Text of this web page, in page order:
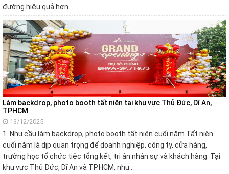
đường hiệu quả hơn…
Làm backdrop, photo booth tất niên tại khu vực Thủ Đức, Dĩ An,
TPHCM
13/12/2025
1. Nhu cầu làm backdrop, photo booth tất niên cuối năm Tất niên
cuối năm là dịp quan trọng để doanh nghiệp, công ty, cửa hàng,
trường học tổ chức tiệc tổng kết, tri ân nhân sự và khách hàng. Tại
khu vực Thủ Đức, Dĩ An và TP.HCM, nhu…